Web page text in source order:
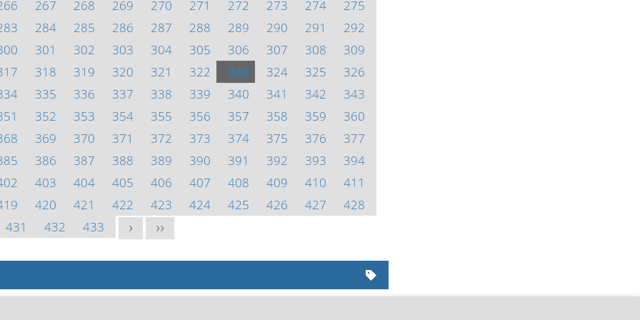
267 268 269 270 271 272 273 274
275
284 285 286 287 288 289 290 291
292
301 302 303 304 305 306 307 308
309
318 319 320 321 322 323 324 325
326
335 336 337 338 339 340 341 342
343
352 353 354 355 356 357 358 359
360
369 370 371 372 373 374 375 376
377
386 387 388 389 390 391 392 393
394
403 404 405 406 407 408 409 410
411
420 421 422 423 424 425 426 427
428
431
432 433 > >>